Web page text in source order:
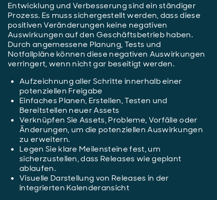
Entwicklung und Verbesserung sind ein ständiger
Prozess. Es muss sichergestellt werden, dass diese
positiven Veränderungen keine negativen
Auswirkungen auf den Geschäftsbetrieb haben.
Durch angemessene Planung, Tests und
Notfallpläne können diese negativen Auswirkungen
verringert, wenn nicht gar beseitigt werden.
Aufzeichnung aller Schritte innerhalb einer
potenziellen Freigabe
Einfaches Planen, Erstellen, Testen und
Bereitstellen neuer Assets
Verknüpfen Sie Assets, Probleme, Vorfälle oder
Änderungen, um die potenziellen Auswirkungen
zu erweitern.
Legen Sie klare Meilensteine fest, um
sicherzustellen, dass Releases wie geplant
ablaufen.
Visuelle Darstellung von Releases in der
integrierten Kalenderansicht